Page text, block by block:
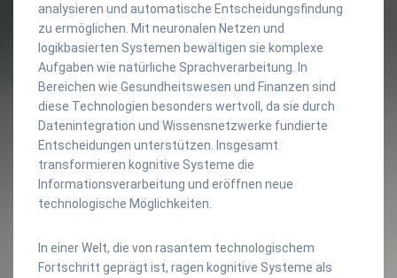
analysieren und automatische Entscheidungsfindung
zu ermöglichen. Mit neuronalen Netzen und
logikbasierten Systemen bewältigen sie komplexe
Aufgaben wie natürliche Sprachverarbeitung. In
Bereichen wie Gesundheitswesen und Finanzen sind
diese Technologien besonders wertvoll, da sie durch
Datenintegration und Wissensnetzwerke fundierte
Entscheidungen unterstützen. Insgesamt
transformieren kognitive Systeme die
Informationsverarbeitung und eröffnen neue
technologische Möglichkeiten.
In einer Welt, die von rasantem technologischem
Fortschritt geprägt ist, ragen kognitive Systeme als